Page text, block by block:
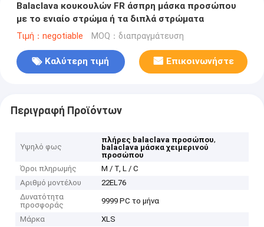
Balaclava κουκουλών FR άσπρη μάσκα προσώπου
με το ενιαίο στρώμα ή τα διπλά στρώματα
Τιμή：negotiable MOQ：διαπραγμάτευση
Καλύτερη τιμή Επικοινωνήστε
Περιγραφή Προϊόντων
Υψηλό φως
πλήρες balaclava προσώπου,
balaclava μάσκα χειμερινού
προσώπου
Όροι πληρωμής
Μ / Τ, L / C
Αριθμό μοντέλου
22EL76
Δυνατότητα
προσφοράς
9999 PC το μήνα
Μάρκα
XLS